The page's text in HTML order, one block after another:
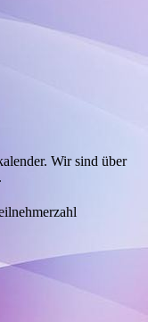
Wir sind über